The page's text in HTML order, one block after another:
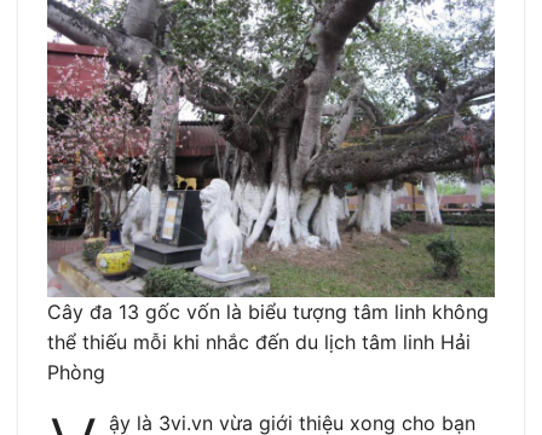
Cây đa 13 gốc vốn là biểu tượng tâm linh không
thể thiếu mỗi khi nhắc đến du lịch tâm linh Hải
Phòng
ậy là 3vi.vn vừa giới thiệu xong cho bạn